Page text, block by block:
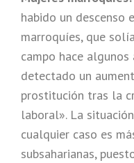
habido un descenso
marroquíes, que
campo hace algunos
detectado un
prostitución tras la
laboral». La
cualquier caso es
subsaharianas,